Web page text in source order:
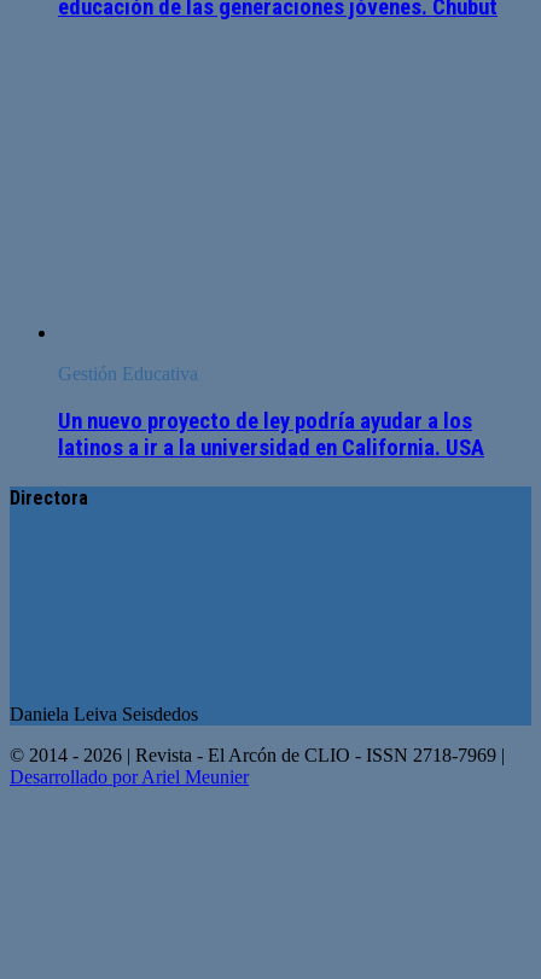
educación de las generaciones jóvenes. Chubut
Gestión Educativa
Un nuevo proyecto de ley podría ayudar a los
latinos a ir a la universidad en California. USA
Directora
Daniela Leiva Seisdedos
© 2014 - 2026 | Revista - El Arcón de CLIO - ISSN 2718-7969 |
Desarrollado por Ariel Meunier